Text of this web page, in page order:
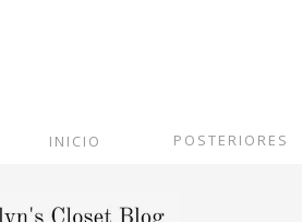
POSTERIORES
INICIO